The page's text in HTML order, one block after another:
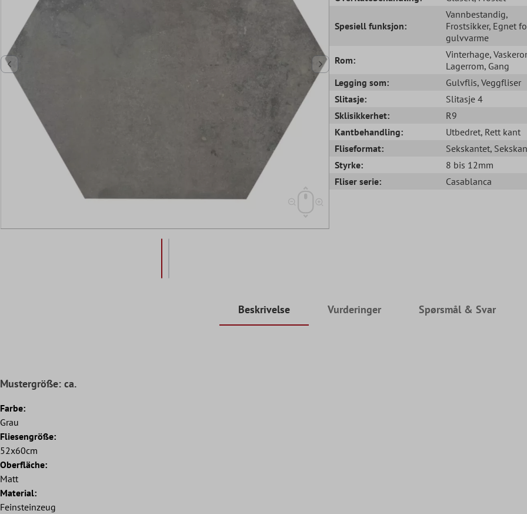
Spesiell funksjon:
Vannbestandig,
Frostsikker, Egnet
gulvvarme
Rom:
Vinterhage,
Lagerrom, Gang
Legging som:
Gulvflis, Veggfliser
Slitasje:
Slitasje 4
Sklisikkerhet:
R9
Kantbehandling:
Utbedret, Rett kant
Fliseformat:
Sekskantet,
Styrke:
8 bis 12mm
Fliser serie:
Casablanca
Beskrivelse Vurderinger Spørsmål & Svar
Mustergröße: ca.
Farbe:
Grau
Fliesengröße:
52x60cm
Oberfläche:
Matt
Material:
Feinsteinzeug